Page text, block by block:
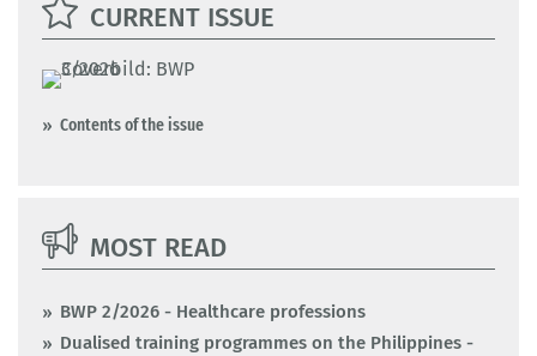
CURRENT ISSUE
Contents of the issue
MOST READ
BWP 2/2026 - Healthcare professions
Dualised training programmes on the Philippines -